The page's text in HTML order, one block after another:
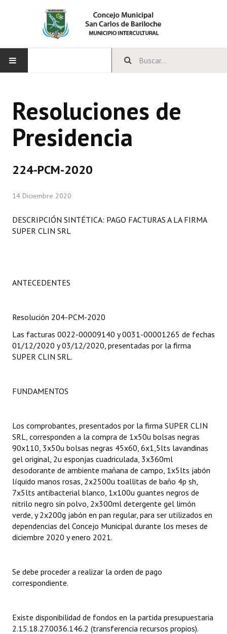
CONCEJO
Bloques Políticos
Comisiones Permanentes
Comisiones Especiales
Concejales Mandato Cumplido
Constitución Nacional
Reglamento Interno
Organigrama
Informes de Gestión
Proyectos Presentados
Dictámenes Asesoría Letrada
Actas de Sesión
Informes de Unidad Coordinadora
Ejecución Presupuestaria
NORMATIVA
Declaraciones
Resoluciones de
Presidencia
224-PCM-2020
14 Diciembre 2020
DESCRIPCIÓN SINTÉTICA: PAGO FACTURAS A LA FIRMA
SUPER CLIN SRL
ANTECEDENTES
Resolución 204-PCM-2020
Las facturas 0022-00009140 y 0031-00001265 de fechas
01/12/2020 y 03/12/2020, presentadas por la firma
SUPER CLIN SRL.
FUNDAMENTOS
Los comprobantes, presentados por la firma SUPER CLIN
SRL, corresponden a la compra de 1x50u bolsas negras
90x110, 3x50u bolsas negras 45x60, 6x1,5lts lavandinas
gel original, 2u esponjas cuadriculada, 3x360ml
desodorante de ambiente mañana de campo, 1x5lts jabón
líquido manos rosas, 2x2500u toallitas de baño 4p sh,
7x5lts antibacterial blanco, 1x100u guantes negros de
nitrilo negro sin polvo, 2x300ml detergente gel limón
verde, y 2x200g jabón en pan regular, para ser utilizados en
dependencias del Concejo Municipal durante los meses de
diciembre 2020 y enero 2021.
Se debe proceder a realizar la orden de pago
correspondiente.
Existe disponibilidad de fondos en la partida presupuestaria
2.15.18.27.0036.146.2 (transferencia recursos propios).